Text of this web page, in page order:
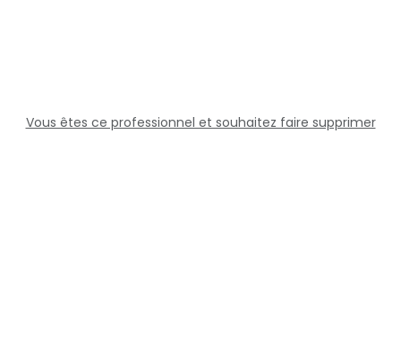
Vous êtes ce professionnel et souhaitez faire supprimer